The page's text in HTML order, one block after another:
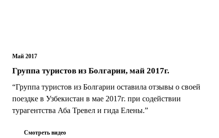
Май 2017
Группа туристов из Болгарии, май 2017г.
“Группа туристов из Болгарии оставила отзывы о своей
поездке в Узбекистан в мае 2017г. при содействии
турагентства Аба Тревел и гида Елены.”
Смотреть видео